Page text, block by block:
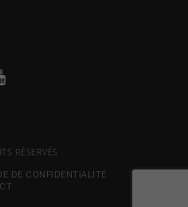
RÉSERVÉS
DE CONFIDENTIALITÉ